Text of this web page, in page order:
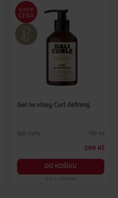
Gel na vlasy Curl defining
Bali Curls 150 ml
269 Kč
DO KOŠÍKU
Obj. č.: 1264661